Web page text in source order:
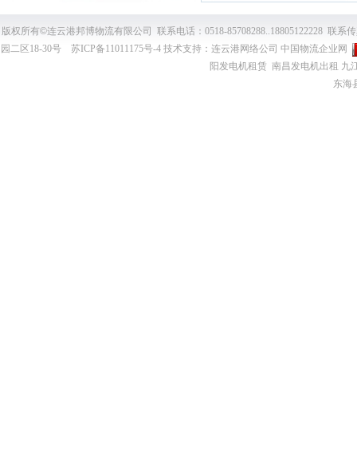
版权所有©连云港邦博物流有限公司 联系电话：0518-85708288..18805122228 联系
园二区18-30号 苏ICP备11011175号-4 技术支持： 连云港网络公司 中国物流企业网
阳发电机租赁 南昌发电机出租 九
东海